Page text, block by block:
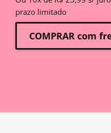
prazo limitado
COMPRAR com